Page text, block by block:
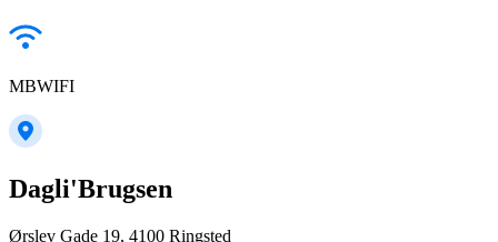
MBWIFI
Dagli'Brugsen
Ørslev Gade 19, 4100 Ringsted